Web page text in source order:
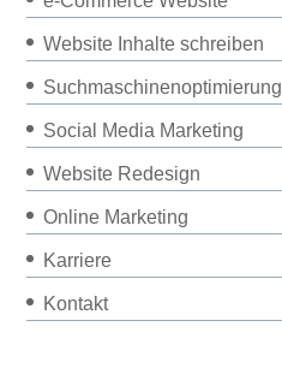
Website Inhalte schreiben
Suchmaschinenoptimierung
Social Media Marketing
Website Redesign
Online Marketing
Karriere
Kontakt